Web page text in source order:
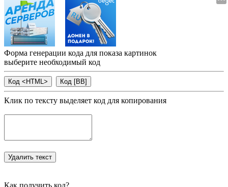
Форма генерации кода для показа картинок
выберите необходимый код
Клик по тексту выделяет код для копирования
Как получить код?